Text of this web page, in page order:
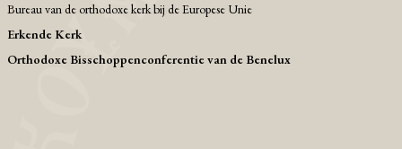
Bureau van de orthodoxe kerk bij de Europese Unie
Erkende Kerk
Orthodoxe Bisschoppenconferentie van de Benelux